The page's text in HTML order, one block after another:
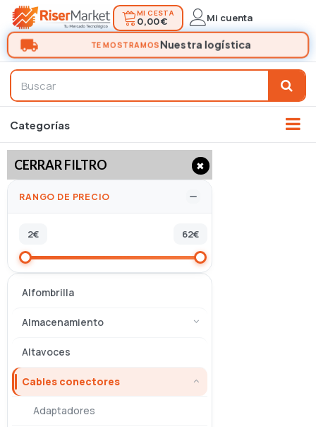
MI CESTA
0,00 € Mi cuenta
Alfombrilla
Almacenamiento
Altavoces
Cables conectores
Adaptadores
CERRAR FILTRO ✖
RANGO DE PRECIO
2€ 62€